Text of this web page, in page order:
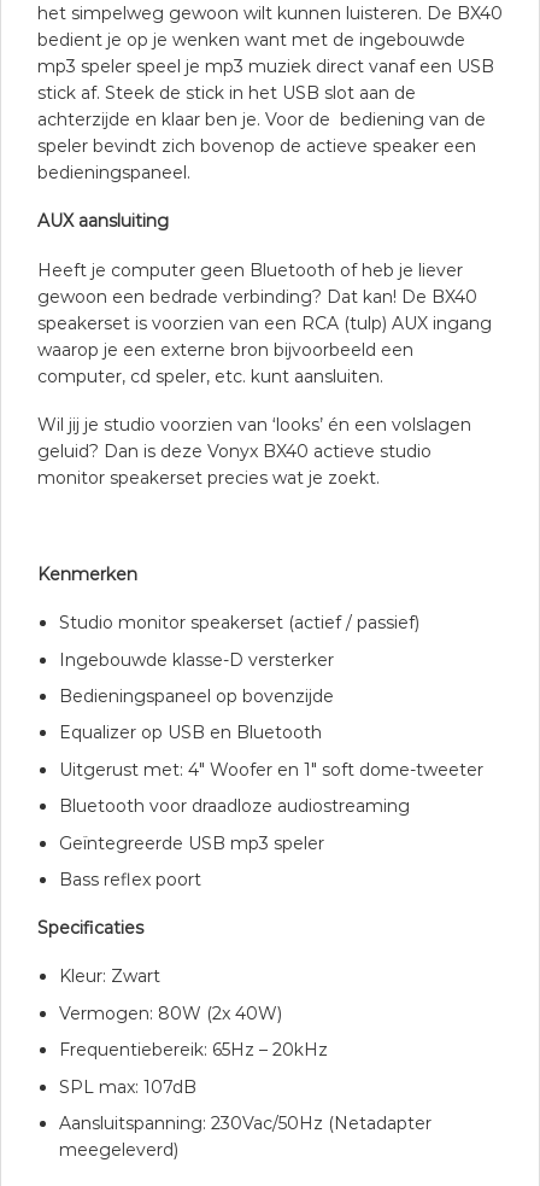
het simpelweg gewoon wilt kunnen luisteren. De BX40
bedient je op je wenken want met de ingebouwde
mp3 speler speel je mp3 muziek direct vanaf een USB
stick af. Steek de stick in het USB slot aan de
achterzijde en klaar ben je. Voor de bediening van de
speler bevindt zich bovenop de actieve speaker een
bedieningspaneel.
AUX aansluiting
Heeft je computer geen Bluetooth of heb je liever
gewoon een bedrade verbinding? Dat kan! De BX40
speakerset is voorzien van een RCA (tulp) AUX ingang
waarop je een externe bron bijvoorbeeld een
computer, cd speler, etc. kunt aansluiten.
Wil jij je studio voorzien van ‘looks’ én een volslagen
geluid? Dan is deze Vonyx BX40 actieve studio
monitor speakerset precies wat je zoekt.
Kenmerken
Studio monitor speakerset (actief / passief)
Ingebouwde klasse-D versterker
Bedieningspaneel op bovenzijde
Equalizer op USB en Bluetooth
Uitgerust met: 4″ Woofer en 1″ soft dome-tweeter
Bluetooth voor draadloze audiostreaming
Geïntegreerde USB mp3 speler
Bass reflex poort
Specificaties
Kleur: Zwart
Vermogen: 80W (2x 40W)
Frequentiebereik: 65Hz – 20kHz
SPL max: 107dB
Aansluitspanning: 230Vac/50Hz (Netadapter
meegeleverd)